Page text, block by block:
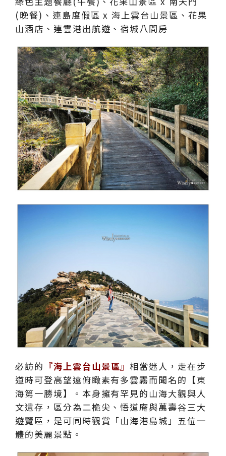
必訪的 『海上雲台山景區』 相當迷人，走在步
道時可登高望遠俯瞰素有多雲霧而聞名的【東
海第一勝境】。本身擁有罕見的山海大觀與人
文遺存，區分為二桅尖、悟道庵與萬壽谷三大
遊覽區，是可同時觀賞「山海港島城」五位一
體的美麗景點。